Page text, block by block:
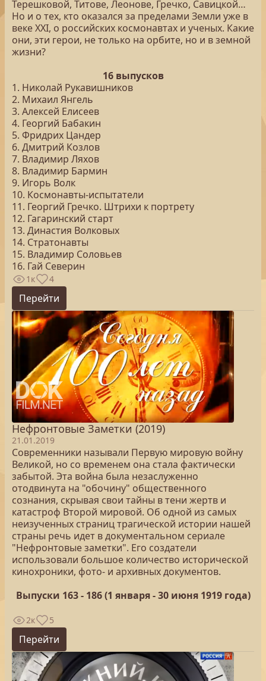
Терешковой, Титове, Леонове, Гречко, Савицкой…
Но и о тех, кто оказался за пределами Земли уже в
веке XXI, о российских космонавтах и ученых. Какие
они, эти герои, не только на орбите, но и в земной
жизни?
16 выпусков
1. Николай Рукавишников
2. Михаил Янгель
3. Алексей Елисеев
4. Георгий Бабакин
5. Фридрих Цандер
6. Дмитрий Козлов
7. Владимир Ляхов
8. Владимир Бармин
9. Игорь Волк
10. Космонавты-испытатели
11. Георгий Гречко. Штрихи к портрету
12. Гагаринский старт
13. Династия Волковых
14. Стратонавты
15. Владимир Соловьев
16. Гай Северин
1к 4
Перейти
Нефронтовые Заметки (2019)
21.01.2019
Современники называли Первую мировую войну
Великой, но со временем она стала фактически
забытой. Эта война была незаслуженно
отодвинута на "обочину" общественного
сознания, скрывая свои тайны в тени жертв и
катастроф Второй мировой. Об одной из самых
неизученных страниц трагической истории нашей
страны речь идет в документальном сериале
"Нефронтовые заметки". Его создатели
использовали большое количество исторической
кинохроники, фото- и архивных документов.
Выпуски 163 - 186 (1 января - 30 июня 1919 года)
2к 5
Перейти